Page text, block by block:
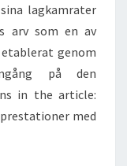
lagkamrater
arv som en av
genom
på den
in the article:
med